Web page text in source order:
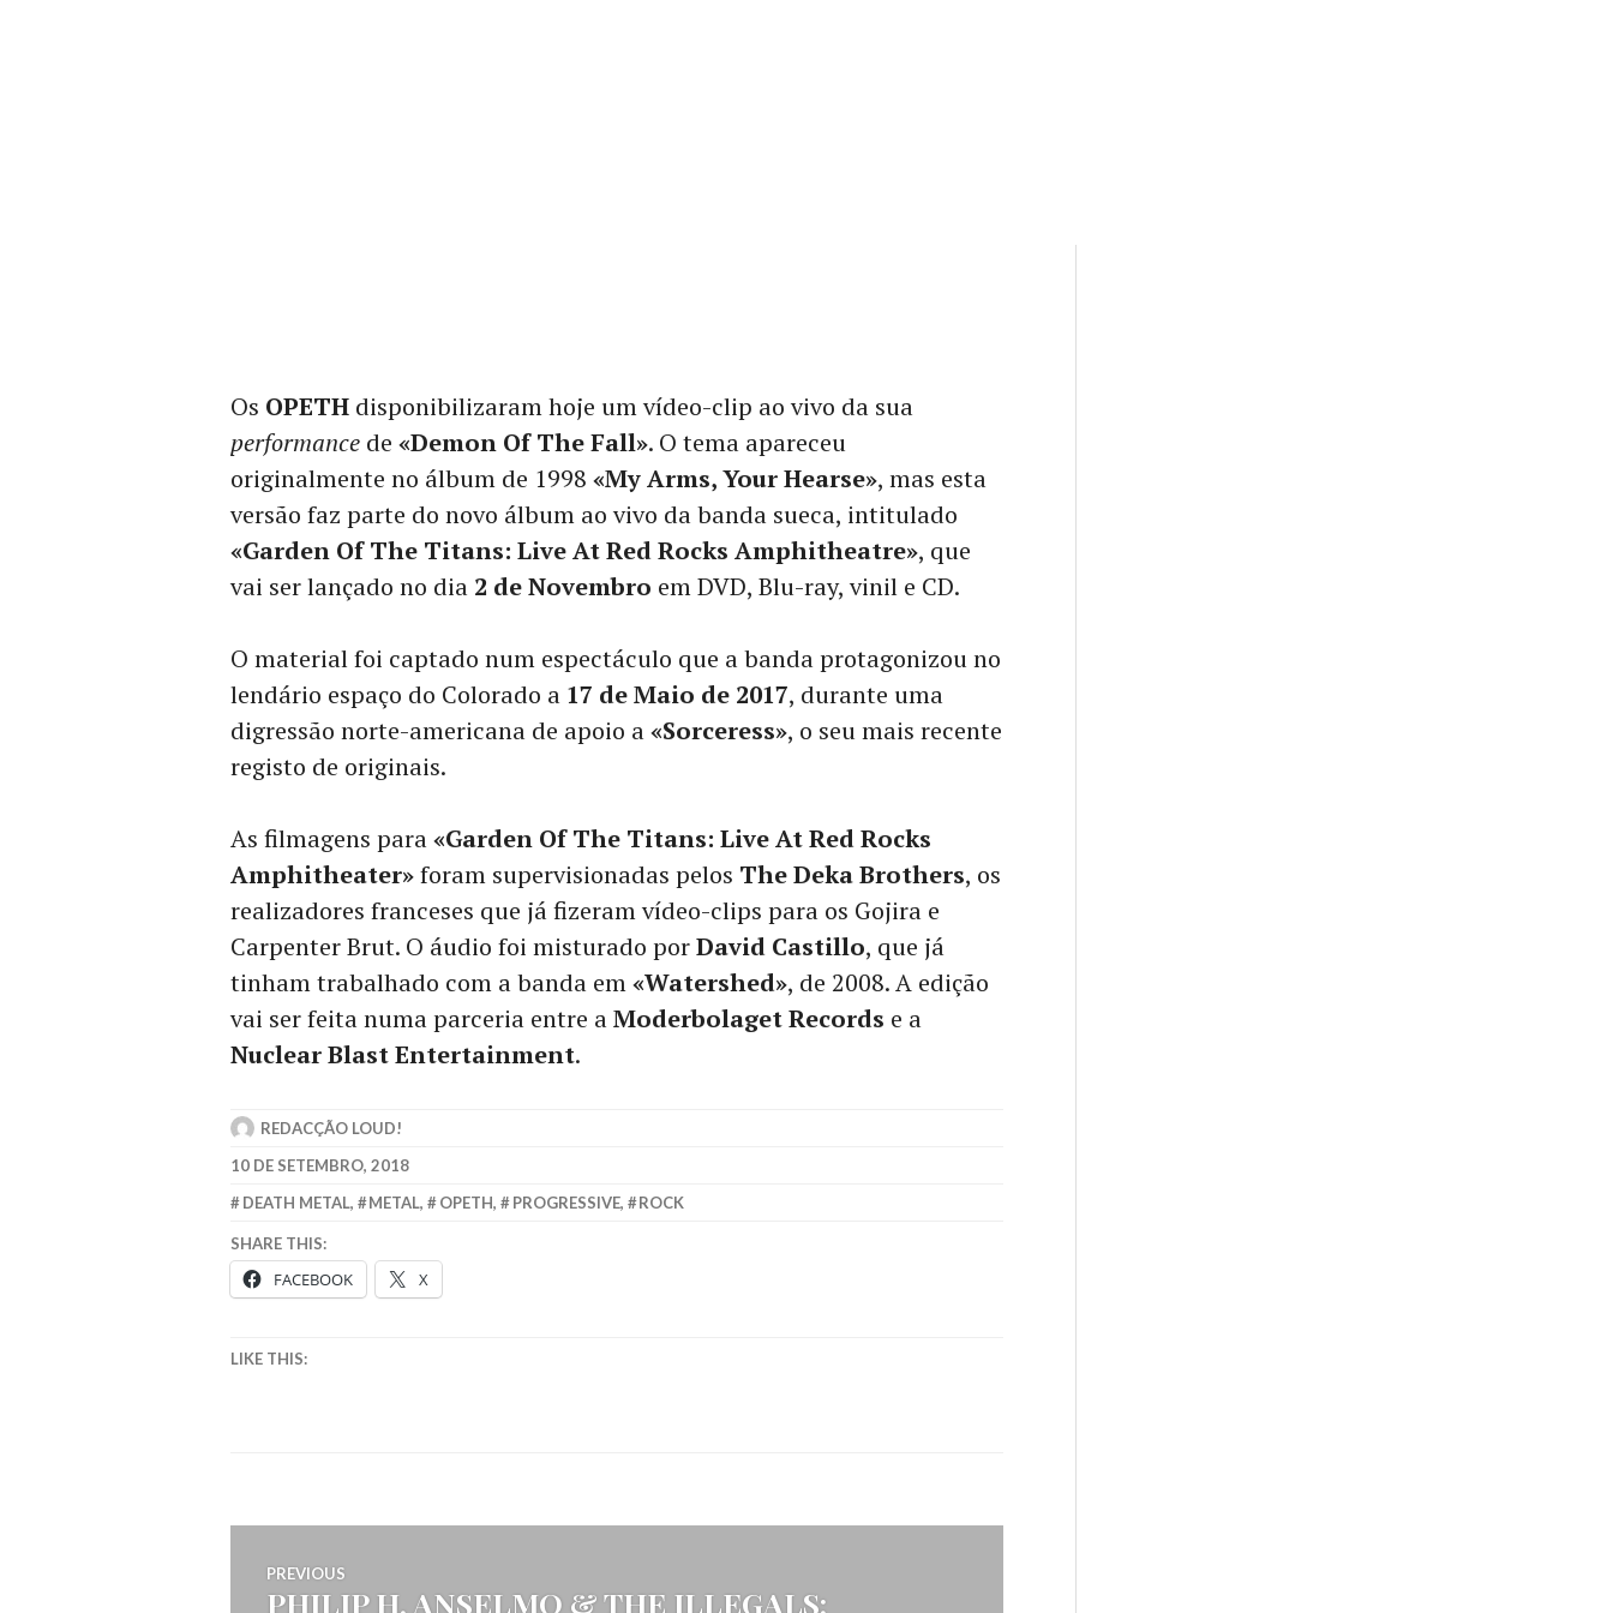
Os OPETH disponibilizaram hoje um vídeo-clip ao vivo da sua
performance de «Demon Of The Fall». O tema apareceu
originalmente no álbum de 1998 «My Arms, Your Hearse», mas esta
versão faz parte do novo álbum ao vivo da banda sueca, intitulado
«Garden Of The Titans: Live At Red Rocks Amphitheatre», que
vai ser lançado no dia 2 de Novembro em DVD, Blu-ray, vinil e CD.
O material foi captado num espectáculo que a banda protagonizou no
lendário espaço do Colorado a 17 de Maio de 2017, durante uma
digressão norte-americana de apoio a«Sorceress», o seu mais recente
registo de originais.
As filmagens para«Garden Of The Titans: Live At Red Rocks
Amphitheater»foram supervisionadas pelos The Deka Brothers, os
realizadores franceses que já fizeram vídeo-clips para os Gojira e
Carpenter Brut. O áudio foi misturado porDavid Castillo, que já
tinham trabalhado com a banda em«Watershed», de 2008. A edição
vai ser feita numa parceria entre aModerbolaget Records e a
Nuclear Blast Entertainment.
REDACÇÃO LOUD!
10 DE SETEMBRO, 2018
DEATH METAL, METAL, OPETH, PROGRESSIVE, ROCK
SHARE THIS:
FACEBOOK X
LIKE THIS:
Navegação
PREVIOUS
Previous
PHILIP H. ANSELMO & THE ILLEGALS: